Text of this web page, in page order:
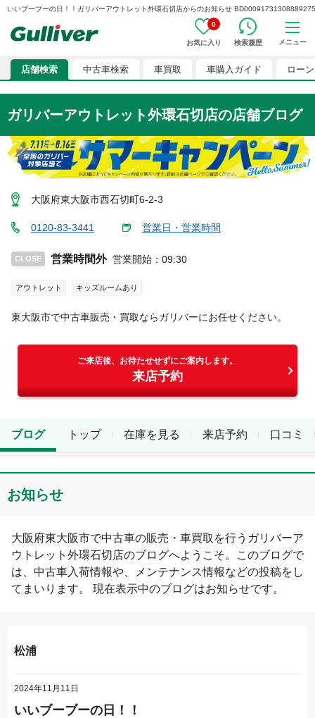
いいブーブーの日！！ガリバーアウトレット外環石切店からのお知らせ BD00091731308889275
0
お気に入り 検索履歴 メニュー
店舗検索 中古車検索 車買取 車購入ガイド ローン
ガリバーアウトレット外環石切店の店舗ブログ
大阪府東大阪市西石切町6-2-3
0120-83-3441 営業日・営業時間
CLOSE 営業時間外 営業開始 ： 09:30
アウトレット キッズルームあり
東大阪市で中古車販売・買取ならガリバーにお任せください。
ご来店後、お待たせせずにご案内します。
来店予約
トップ 在庫を見る 来店予約 口コミ
ブログ
お知らせ
大阪府東大阪市で中古車の販売・車買取を行う ガリバーア
ウトレット外環石切店のブログへようこそ。このブログで
は、中古車入荷情報や、メンテナンス情報などの投稿をし
てまいります。 現在表示中のブログはお知らせです。
松浦
2024年11月11日
いいブーブーの日！！